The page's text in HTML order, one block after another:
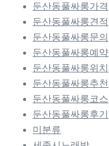
둔산동풀싸롱가격
둔산동풀싸롱견적
둔산동풀싸롱문의
둔산동풀싸롱예약
둔산동풀싸롱위치
둔산동풀싸롱추천
둔산동풀싸롱코스
둔산동풀싸롱후기
미분류